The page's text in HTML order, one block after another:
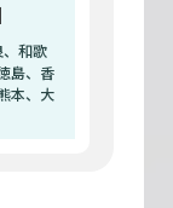
和歌
島、香
本、大